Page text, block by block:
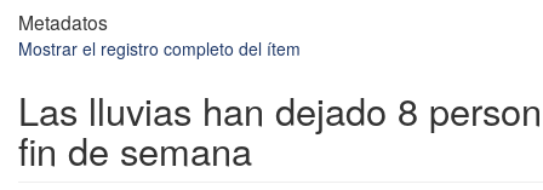
Metadatos
Mostrar el registro completo del ítem
Las lluvias han dejado 8
fin de semana